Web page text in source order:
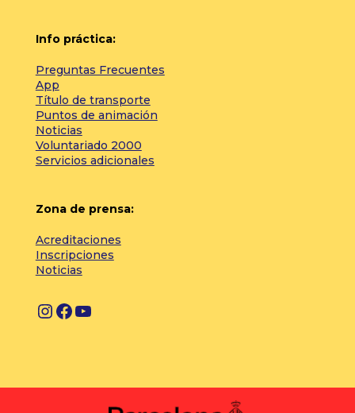
Info práctica:
Preguntas Frecuentes
App
Título de transporte
Puntos de animación
Noticias
Voluntariado 2000
Servicios adicionales
Zona de prensa:
Acreditaciones
Inscripciones
Noticias
I
t
F
e
Y
T